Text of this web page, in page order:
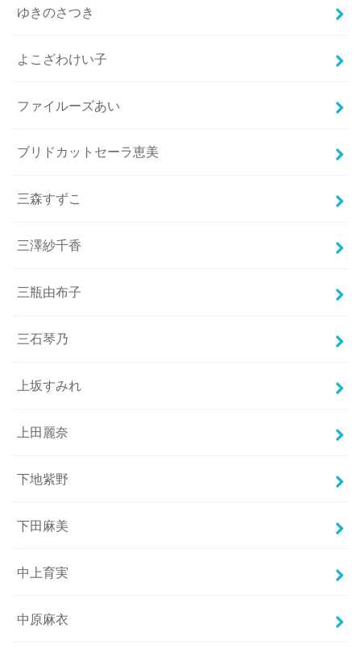
ゆきのさつき
よこざわけい子
ファイルーズあい
ブリドカットセーラ恵美
三森すずこ
三澤紗千香
三瓶由布子
三石琴乃
上坂すみれ
上田麗奈
下地紫野
下田麻美
中上育実
中原麻衣